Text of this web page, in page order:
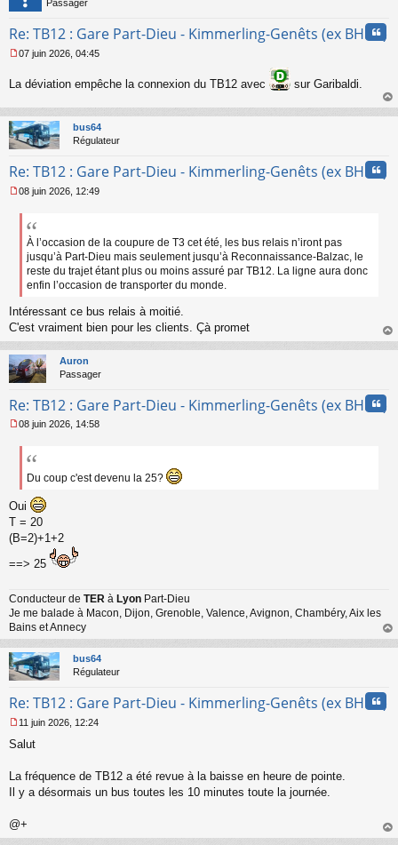
o
l
u
Passager
Re: TB12 : Gare Part-Dieu - Kimmerling-Genêts (ex BHNS)
s
a
g
e
o
l
07 juin 2026, 04:45
La déviation empêche la connexion du TB12 avec sur Garibaldi.
au
bus64
Régulateur
Re: TB12 : Gare Part-Dieu - Kimmerling-Genêts (ex BHNS)
e
o
l
08 juin 2026, 12:49
À l’occasion de la coupure de T3 cet été, les bus relais n’iront pas
jusqu’à Part-Dieu mais seulement jusqu’à Reconnaissance-Balzac, le
reste du trajet étant plus ou moins assuré par TB12. La ligne aura donc
enfin l’occasion de transporter du monde.
Intéressant ce bus relais à moitié.
C'est vraiment bien pour les clients. Çà promet
au
Auron
Passager
Re: TB12 : Gare Part-Dieu - Kimmerling-Genêts (ex BHNS)
e
n
o
l
08 juin 2026, 14:58
Du coup c'est devenu la 25?
Oui
T = 20
(B=2)+1+2
==> 25
Conducteur de TER à Lyon Part-Dieu
Je me balade à Macon, Dijon, Grenoble, Valence, Avignon, Chambéry, Aix les
Bains et Annecy
au
bus64
Régulateur
Re: TB12 : Gare Part-Dieu - Kimmerling-Genêts (ex BHNS)
e
s
g
n
o
11 juin 2026, 12:24
Salut
La fréquence de TB12 a été revue à la baisse en heure de pointe.
Il y a désormais un bus toutes les 10 minutes toute la journée.
@+
au